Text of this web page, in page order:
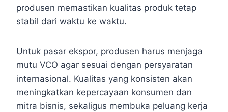
produsen memastikan kualitas produk tetap
stabil dari waktu ke waktu.
Untuk pasar ekspor, produsen harus menjaga
mutu VCO agar sesuai dengan persyaratan
internasional. Kualitas yang konsisten akan
meningkatkan kepercayaan konsumen dan
mitra bisnis, sekaligus membuka peluang kerja